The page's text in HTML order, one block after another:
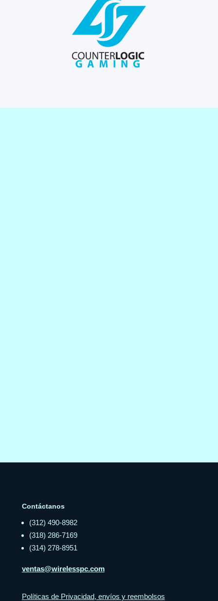
Contáctanos
(312) 490-8982
(318) 286-7169
(314) 278-8951
ventas@wirelesspc.com
Políticas de Privacidad, envíos y reembolsos